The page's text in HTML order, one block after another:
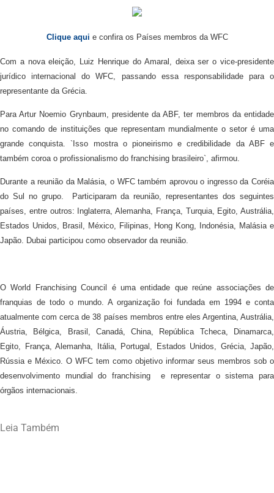
Clique aqui e confira os Países membros da WFC
Com a nova eleição, Luiz Henrique do Amaral, deixa ser o vice-presidente
jurídico internacional do WFC, passando essa responsabilidade para o
representante da Grécia.
Para Artur Noemio Grynbaum, presidente da ABF, ter membros da entidade
no comando de instituições que representam mundialmente o setor é uma
grande conquista. `Isso mostra o pioneirismo e credibilidade da ABF e
também coroa o profissionalismo do franchising brasileiro`, afirmou.
Durante a reunião da Malásia, o WFC também aprovou o ingresso da Coréia
do Sul no grupo. Participaram da reunião, representantes dos seguintes
países, entre outros: Inglaterra, Alemanha, França, Turquia, Egito, Austrália,
Estados Unidos, Brasil, México, Filipinas, Hong Kong, Indonésia, Malásia e
Japão. Dubai participou como observador da reunião.
O World Franchising Council é uma entidade que reúne associações de
franquias de todo o mundo. A organização foi fundada em 1994 e conta
atualmente com cerca de 38 países membros entre eles Argentina, Austrália,
Áustria, Bélgica, Brasil, Canadá, China, República Tcheca, Dinamarca,
Egito, França, Alemanha, Itália, Portugal, Estados Unidos, Grécia, Japão,
Rússia e México. O WFC tem como objetivo informar seus membros sob o
desenvolvimento mundial do franchising e representar o sistema para
órgãos internacionais.
Leia Também